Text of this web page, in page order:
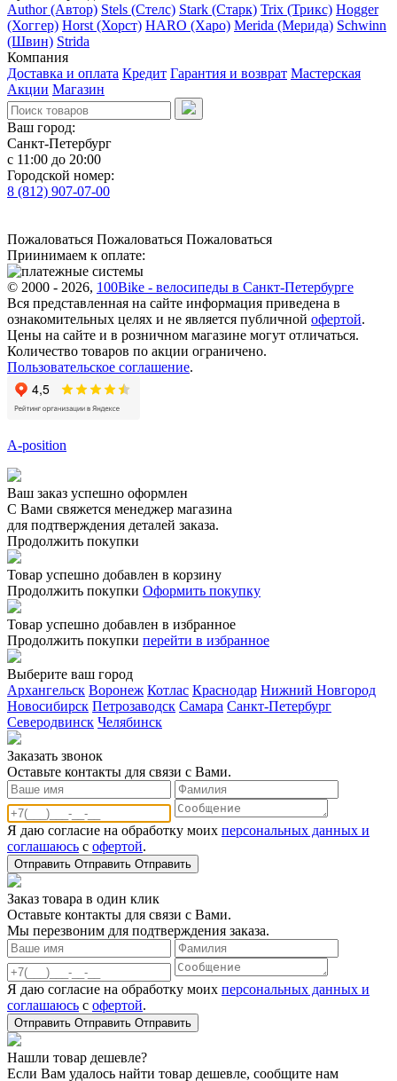
Author (Автор) Stels (Стелс) Stark (Старк) Trix (Трикс) Hogger
(Хоггер) Horst (Хорст) HARO (Харо) Merida (Мерида) Schwinn
(Швин) Strida
Компания
Доставка и оплата Кредит Гарантия и возврат Мастерская
Акции Магазин
Ваш город:
Санкт-Петербург
с 11:00 до 20:00
Городской номер:
8 (812) 907-07-00
Пожаловаться Пожаловаться Пожаловаться
Приинимаем к оплате:
© 2000 - 2026, 100Bike - велосипеды в Санкт-Петербурге
Вся представленная на сайте информация приведена в
ознакомительных целях и не является публичной офертой.
Цены на сайте и в розничном магазине могут отличаться.
Количество товаров по акции ограничено.
Пользовательское соглашение.
A-position
Ваш заказ успешно оформлен
С Вами свяжется менеджер магазина
для подтверждения деталей заказа.
Продолжить покупки
Товар успешно добавлен в корзину
Продолжить покупки Оформить покупку
Товар успешно добавлен в избранное
Продолжить покупки перейти в избранное
Выберите ваш город
Архангельск Воронеж Котлас Краснодар Нижний Новгород
Новосибирск Петрозаводск Самара Санкт-Петербург
Северодвинск Челябинск
Заказать звонoк
Оставьте контакты для связи с Вами.
Я даю согласие на обработку моих персональных данных и
соглашаюсь с офертой.
Отправить Отправить Отправить
Заказ товара в один клик
Оставьте контакты для связи с Вами.
Мы перезвоним для подтверждения заказа.
Я даю согласие на обработку моих персональных данных и
соглашаюсь с офертой.
Отправить Отправить Отправить
Нашли товар дешевле?
Если Вам удалось найти товар дешевле, сообщите нам